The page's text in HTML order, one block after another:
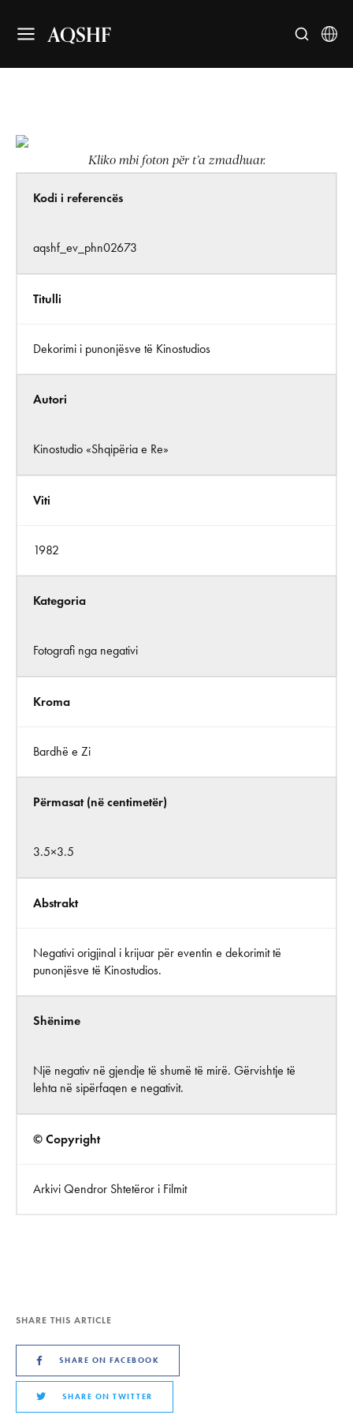
AQSHF
Kliko mbi foton për t’a zmadhuar.
Kodi i referencës
aqshf_ev_phn02673
Titulli
Dekorimi i punonjësve të Kinostudios
Autori
Kinostudio «Shqipëria e Re»
Viti
1982
Kategoria
Fotografi nga negativi
Kroma
Bardhë e Zi
Përmasat (në centimetër)
3.5×3.5
Abstrakt
Negativi origjinal i krijuar për eventin e dekorimit të
punonjësve të Kinostudios.
Shënime
Një negativ në gjendje të shumë të mirë. Gërvishtje të
lehta në sipërfaqen e negativit.
© Copyright
Arkivi Qendror Shtetëror i Filmit
SHARE THIS ARTICLE
SHARE ON FACEBOOK
SHARE ON TWITTER